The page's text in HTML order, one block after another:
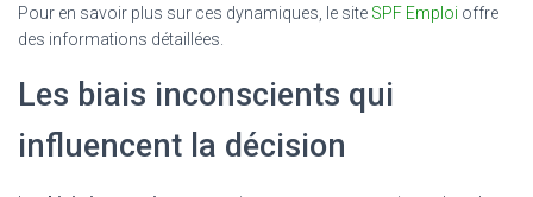
Pour en savoir plus sur ces dynamiques, le site SPF Emploi offre
des informations détaillées.
Les biais inconscients qui
influencent la décision